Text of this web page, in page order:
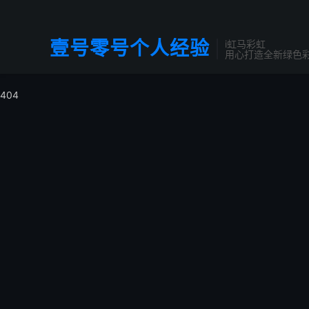
壹号零号个人经验
i虹马彩虹
用心打造全新绿色
404